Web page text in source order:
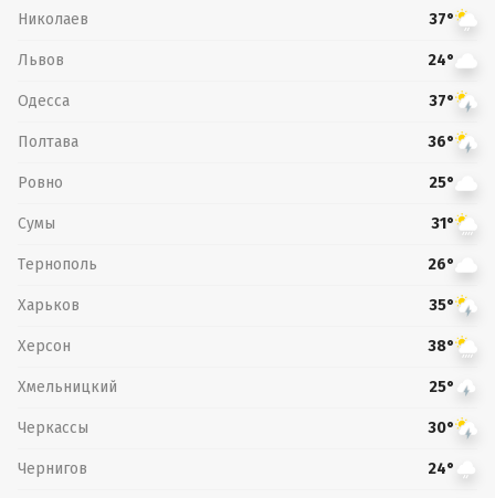
Николаев 37°
Львов 24°
Одесса 37°
Полтава 36°
Ровно 25°
Сумы 31°
Тернополь 26°
Харьков 35°
Херсон 38°
Хмельницкий 25°
Черкассы 30°
Чернигов 24°